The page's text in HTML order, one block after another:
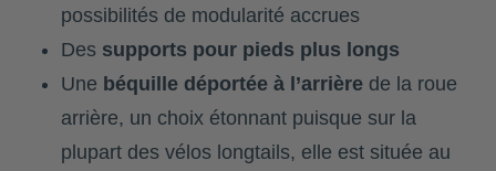
possibilités de modularité accrues
Des supports pour pieds plus longs
Une béquille déportée à l’arrière de la roue
arrière, un choix étonnant puisque sur la
plupart des vélos longtails, elle est située au